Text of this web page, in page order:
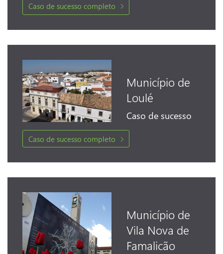
Caso de sucesso completo
Município de
Loulé
Caso de sucesso completo
Município de
Vila Nova de
Famalicão